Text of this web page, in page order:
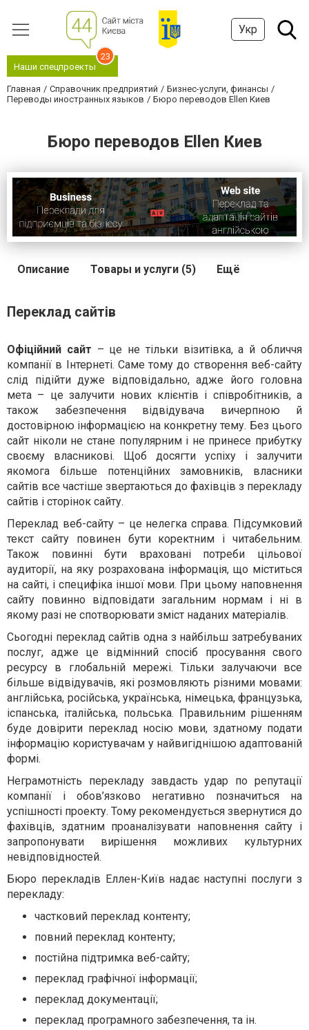
Укр
Наши спецпроекты
23
Главная Справочник предприятий
Бизнес-услуги, финансы
Переводы иностранных языков
Бюро переводов Ellen Киев
Бюро переводов Ellen Киев
Описание Товары и услуги (5) Ещё
Переклад сайтів
Офіційний сайт – це не тільки візитівка, а й обличчя
компанії в Інтернеті. Саме тому до створення веб-сайту
слід підійти дуже відповідально, адже його головна
мета – це залучити нових клієнтів і співробітників, а
також забезпечення відвідувача вичерпною й
достовірною інформацією на конкретну тему. Без цього
сайт ніколи не стане популярним і не принесе прибутку
своєму власникові. Щоб досягти успіху і залучити
якомога більше потенційних замовників, власники
сайтів все частіше звертаються до фахівців з перекладу
сайтів і сторінок сайту.
Переклад веб-сайту – це нелегка справа. Підсумковий
текст сайту повинен бути коректним і читабельним.
Також повинні бути враховані потреби цільової
аудиторії, на яку розрахована інформація, що міститься
на сайті, і специфіка іншої мови. При цьому наповнення
сайту повинно відповідати загальним нормам і ні в
якому разі не спотворювати зміст наданих матеріалів.
Сьогодні переклад сайтів одна з найбільш затребуваних
послуг, адже це відмінний спосіб просування свого
ресурсу в глобальній мережі. Тільки залучаючи все
більше відвідувачів, які розмовляють різними мовами:
англійська, російська, українська, німецька, французька,
іспанська, італійська, польська. Правильним рішенням
буде довірити переклад носію мови, здатному подати
інформацію користувачам у найвигіднішою адаптованій
формі.
Неграмотність перекладу завдасть удар по репутації
компанії і обов’язково негативно позначиться на
успішності проекту. Тому рекомендується звернутися до
фахівців, здатним проаналізувати наповнення сайту і
запропонувати вирішення можливих культурних
невідповідностей.
Бюро перекладів Еллен-Київ надає наступні послуги з
перекладу:
частковий переклад контенту;
повний переклад контенту;
постійна підтримка веб-сайту;
переклад графічної інформації;
переклад документації;
переклад програмного забезпечення, та ін.